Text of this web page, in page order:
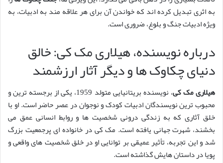
به اثری تبدیل کرده اند که خواندن آن برای هر علاقه مند به ادبیات، به
ویژه ادبیات جنگ و بلوغ، ضروری است.
درباره نویسنده، هیلاری مک کی: خالق
دنیای چکاوک ها و دیگر آثار ارزشمند
هیلاری مک کی
، نویسنده بریتانیایی متولد 1959، یکی از برجسته ترین و
محبوب ترین نویسندگان ادبیات کودک و نوجوان در عصر حاضر است. او با
خلق آثاری که به زندگی درونی شخصیت ها و روابط انسانی عمق می
بخشند، شهرت جهانی یافته است. مک کی در خانواده ای پرجمعیت بزرگ
شد و این تجربه، تأثیر عمیقی بر توانایی او در خلق شخصیت های واقعی و
پویا در داستان هایش گذاشته است.